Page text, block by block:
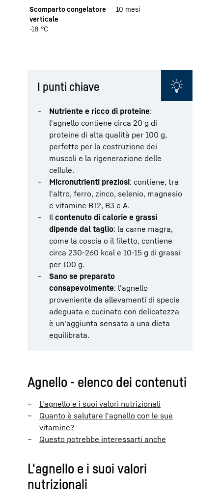
Scomparto congelatore
verticale
-18 °C
10 mesi
I punti chiave
Nutriente e ricco di proteine:
l'agnello contiene circa 20 g di
proteine di alta qualità per 100 g,
perfette per la costruzione dei
muscoli e la rigenerazione delle
cellule.
Micronutrienti preziosi: contiene, tra
l'altro, ferro, zinco, selenio, magnesio
e vitamine B12, B3 e A.
Il contenuto di calorie e grassi
dipende dal taglio: la carne magra,
come la coscia o il filetto, contiene
circa 230-260 kcal e 10-15 g di grassi
per 100 g.
Sano se preparato
consapevolmente: l'agnello
proveniente da allevamenti di specie
adeguata e cucinato con delicatezza
è un'aggiunta sensata a una dieta
equilibrata.
Agnello - elenco dei contenuti
L'agnello e i suoi valori nutrizionali
Quanto è salutare l'agnello con le sue
vitamine?
Questo potrebbe interessarti anche
L'agnello e i suoi valori
nutrizionali